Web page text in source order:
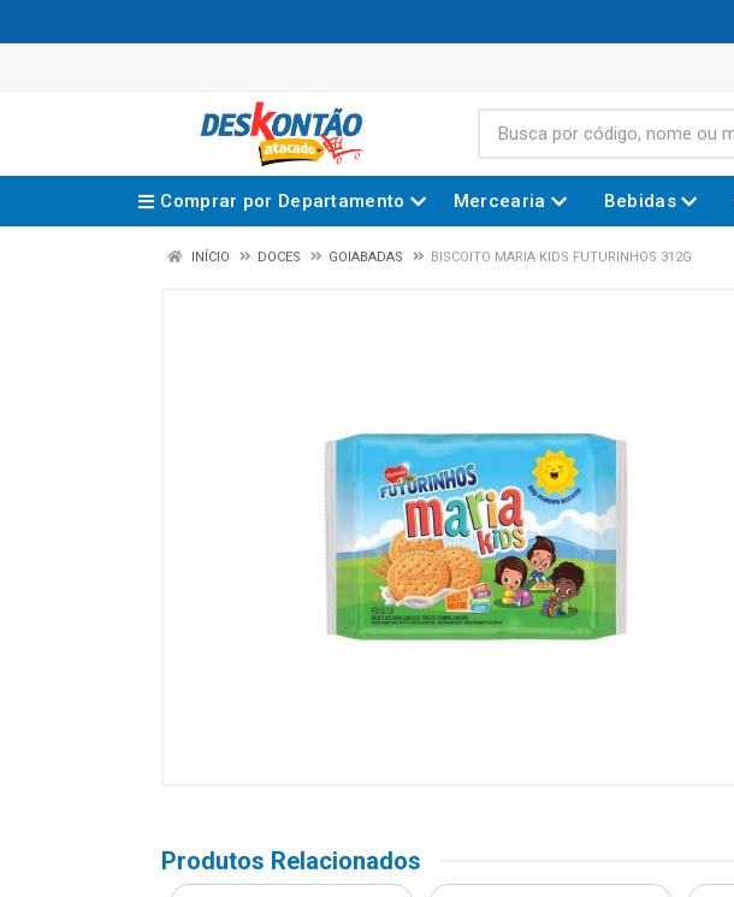
Comprar por Departamento Mercearia Bebidas
INÍCIO DOCES GOIABADAS BISCOITO MARIA KIDS FUTURINHOS 312G
Produtos Relacionados